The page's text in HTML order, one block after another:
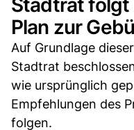
Stadtrat
Plan zur
Auf Grundlage
Stadtrat
wie ursprünglich
Empfehlungen des
folgen.